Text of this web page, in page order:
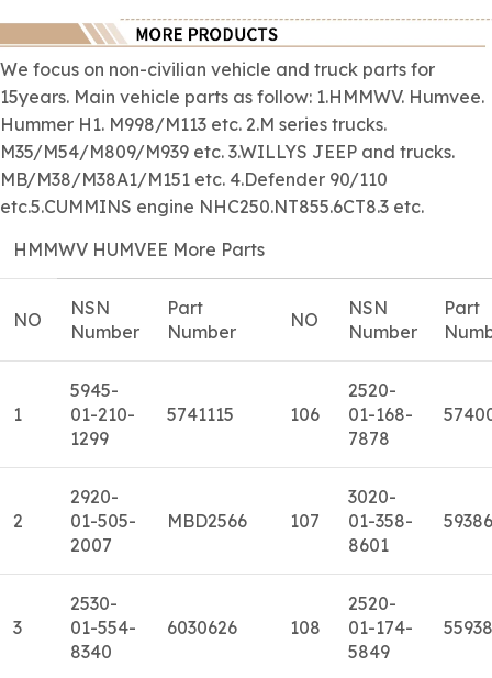
We focus on non-civilian vehicle and truck parts for
15years. Main vehicle parts as follow: 1.HMMWV. Humvee.
Hummer H1. M998/M113 etc. 2.M series trucks.
M35/M54/M809/M939 etc. 3.WILLYS JEEP and trucks.
MB/M38/M38A1/M151 etc. 4.Defender 90/110
etc.5.CUMMINS engine NHC250.NT855.6CT8.3 etc.
HMMWV HUMVEE More Parts
NO
NSN
Number
Part
Number
NO
NSN
Number
Part
1
5945-
01-210-
1299
5741115 106
2520-
01-168-
7878
2
2920-
01-505-
2007
MBD2566 107
3020-
01-358-
8601
3
2530-
01-554-
8340
6030626 108
2520-
01-174-
5849